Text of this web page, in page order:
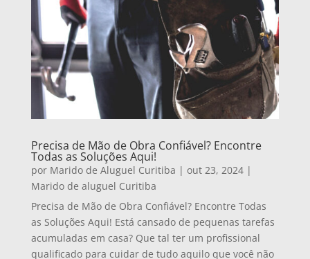
Precisa de Mão de Obra Confiável? Encontre
Todas as Soluções Aqui!
por Marido de Aluguel Curitiba | out 23, 2024|
Marido de aluguel Curitiba
Precisa de Mão de Obra Confiável? Encontre Todas
as Soluções Aqui! Está cansado de pequenas tarefas
acumuladas em casa? Que tal ter um profissional
qualificado para cuidar de tudo aquilo que você não